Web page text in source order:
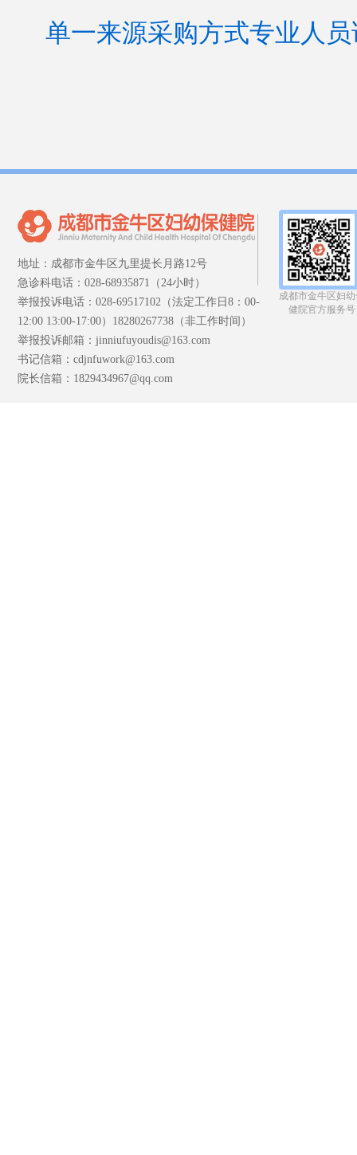
单一来源采购方式专业人
地址：成都市金牛区九里提长月路12号
急诊科电话：028-68935871（24小时）
举报投诉电话：028-69517102（法定工作日8：00-
12:00 13:00-17:00）18280267738（非工作时间）
举报投诉邮箱：jinniufuyoudis@163.com
书记信箱：cdjnfuwork@163.com
院长信箱：1829434967@qq.com
成都市金牛区妇
健院官方服务号